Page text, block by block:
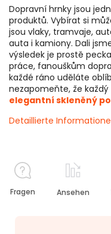
Dopravní hrnky jsou
produktů. Vybírat si
jsou vlaky, tramvaje,
auta i kamiony. Dali
výsledek je prostě
práce, fanouškům
každé ráno uděláte
nezapomeňte, že
elegantní skleněný
Detaillierte
Fragen Ansehen